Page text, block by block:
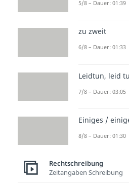
5/8 – Dauer: 01:39
zu zweit
6/8 – Dauer: 01:33
Leidtun, leid
7/8 – Dauer: 03:05
Einiges /
8/8 – Dauer: 01:30
Rechtschreibung
Zeitangaben Schreibung